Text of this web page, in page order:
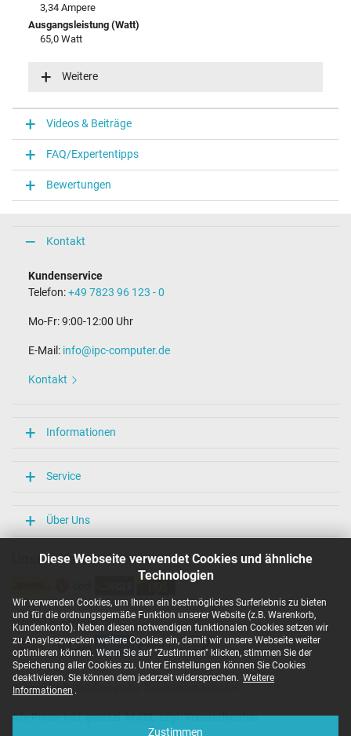
Diese Webseite verwendet Cookies und ähnliche
Technologien
Wir verwenden Cookies, um Ihnen ein bestmögliches Surferlebnis zu bieten
und für die ordnungsgemäße Funktion unserer Website (z.B. Warenkorb,
Kundenkonto). Neben diesen notwendigen funktionalen Cookies setzen wir
zu Anaylsezwecken weitere Cookies ein, damit wir unsere Webseite weiter
optimieren können. Wenn Sie auf "Zustimmen" klicken, stimmen Sie der
Speicherung aller Cookies zu. Unter Einstellungen können Sie Cookies
deaktivieren. Sie können dem jederzeit widersprechen. Weitere
Informationen .
Zustimmen
3,34 Ampere
Ausgangsleistung (Watt)
65,0 Watt
100-240V / 50-60Hz
Funktions-LED
Funktions-LED im Stecker
Notebook Stecker
Steckertyp / -form
rund / 180° gerade
9,5 mm
Ja
Länge Anschlusskabel (m) (ca.)
Länge / Breite / Höhe
Weitere Daten
Ja
CE
N
PSE
SEC
Singapore Safety Mark
TÜV Argentina Certificado
TÜV Geprüfte Sicherheit
UKCA
UL Listed
Weitere
Videos & Beiträge
FAQ/Expertentipps
Bewertungen
Kontakt
Kundenservice
Telefon:+49 7823 96 123 - 0
Mo-Fr: 9:00-12:00 Uhr
E-Mail: info@ipc-computer.de
Kontakt
Informationen
Service
Über Uns
Unsere Versandarten
Unsere Zahlarten
Copyright ©
Alle Preise inkl. gesetzl. MwSt. zzgl. Versandkosten